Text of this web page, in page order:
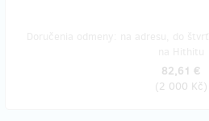
82,61 €
(2 000 Kč)